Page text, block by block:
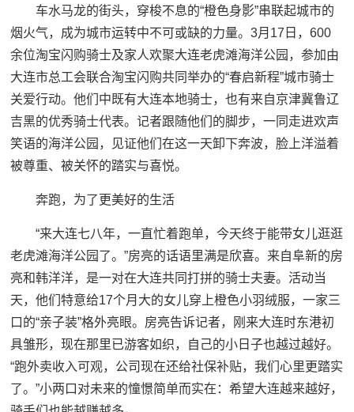
车水马龙的街头，穿梭不息的“橙色身影”串联起城市的
烟火气，成为城市运转中不可或缺的力量。3月17日，600
余位淘宝闪购骑士及家人欢聚大连老虎滩海洋公园，参加由
大连市总工会联合淘宝闪购共同举办的“春启新程”城市骑士
关爱行动。他们中既有大连本地骑士，也有来自京津冀鲁辽
吉黑的优秀骑士代表。记者跟随他们的脚步，一同走进欢声
笑语的海洋公园，见证他们在这一天卸下奔波，脸上洋溢着
被尊重、被关怀的踏实与喜悦。
奔跑，为了更美好的生活
“来大连七八年，一直忙着跑单，今天终于能带女儿逛逛
老虎滩海洋公园了。”房亮的话语里满是欣喜。来自阜新的房
亮和韩洋洋，是一对在大连共同打拼的骑士夫妻。活动当
天，他们特意给17个月大的女儿穿上橙色小羽绒服，一家三
口的“亲子装”格外亮眼。房亮告诉记者，刚来大连时东港初
具雏形，现在那里已游客如织，自己的小日子也越过越好。
“跑外卖收入可观，公司现在还给社保补贴，我们心里更踏实
了。”小两口对未来的憧憬简单而实在：希望大连越来越好，